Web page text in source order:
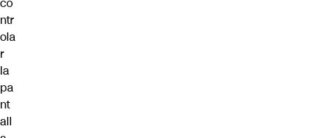
co
ntr
ola
r
la
pa
nt
all